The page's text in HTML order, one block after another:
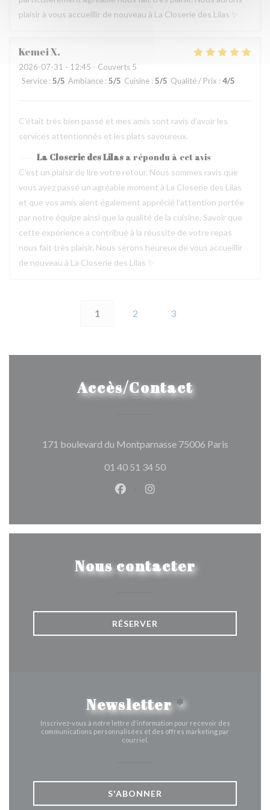
plaisir à vous accueillir de nouveau à La Closerie des Lilas ✨
KemeiX
2026-07-31 - 12:45 - Couverts 5
Service : 5/5 Ambiance : 5/5 Cuisine : 5/5 Qualité / Prix : 4/5
C'était très bien passé et mes amis sont ravis d'avoir les
services attentionnés et les plats savoureux.
La Closerie des Lilas a répondu à cet avis
C’est un plaisir de lire votre retour. Nous sommes ravis que
vous ayez passé un agréable moment à La Closerie des Lilas
et que vos amis aient également apprécié l’attention portée
par notre équipe ainsi que la qualité de la cuisine. Savoir que
cette expérience a contribué à la réussite de votre repas
nous fait très plaisir. Nous serons heureux de vous accueillir
de nouveau à La Closerie des Lilas ✨
1 2 3
Accès/Contact
171 boulevard du Montparnasse 75006 Paris((ouvre
01 40 51 34 50
Facebook ((ouvre une
Instagram ((ouvre une
Nous contacter
RÉSERVER
Newsletter*
Inscrivez-vous à notre lettre d'information pour recevoir des
communications personnalisées et des offres marketing par
courriel.
S'ABONNER